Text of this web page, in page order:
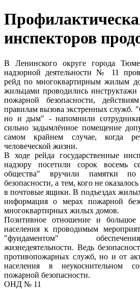
инспекторов
В Ленинского округе города
надзорной деятельности № 11
рейд по многоквартирным жилым
жильцами проводились
пожарной безопасности,
правилам вызова экстренных служб.
но и дым" - напомнили
сильно задымлённое помещение
самом крайнем случае, когда
человеческой жизни.
В ходе рейда государственные
надзору посетили сорок восемь
общества" вручили памятки
безопасности, а тем, кого не
в почтовые ящики. В подъездах
информация о мерах пожарной
многоквартирных жилых домов.
Позитивное отношение и
населения к проводимым
"фундаментом"
жизнедеятельности. Ведь
противопожарных служб, но и от
населения в неукоснительном
пожарной безопасности.
ОНД № 11